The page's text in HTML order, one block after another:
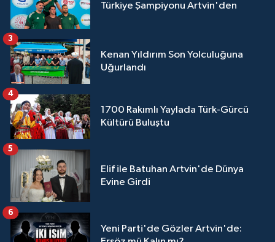
Türkiye Şampiyonu Artvin'den
Kenan Yıldırım Son Yolculuğuna
Uğurlandı
3
1700 Rakımlı Yaylada Türk-Gürcü
Kültürü Buluştu
4
Elif ile Batuhan Artvin'de Dünya
Evine Girdi
5
Yeni Parti'de Gözler Artvin'de:
6